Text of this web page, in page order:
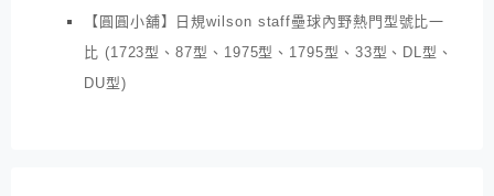
【圓圓小舖】日規wilson staff壘球內野熱門型號比一
比 (1723型、87型、1975型、1795型、33型、DL型、
DU型)